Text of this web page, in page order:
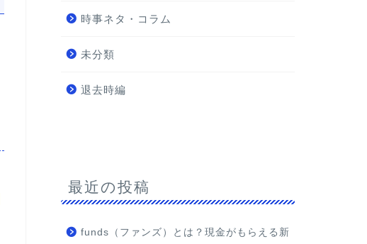
時事ネタ・コラム
未分類
退去時編
最近の投稿
funds（ファンズ）とは？現金がもらえる新